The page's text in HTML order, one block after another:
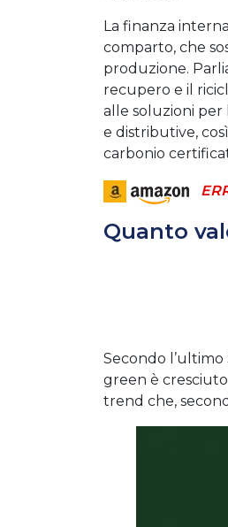
La finanza
comparto, che
produzione.
recupero e il
alle soluzioni
e distributive,
carbonio
Quanto
Secondo
green è
trend che,